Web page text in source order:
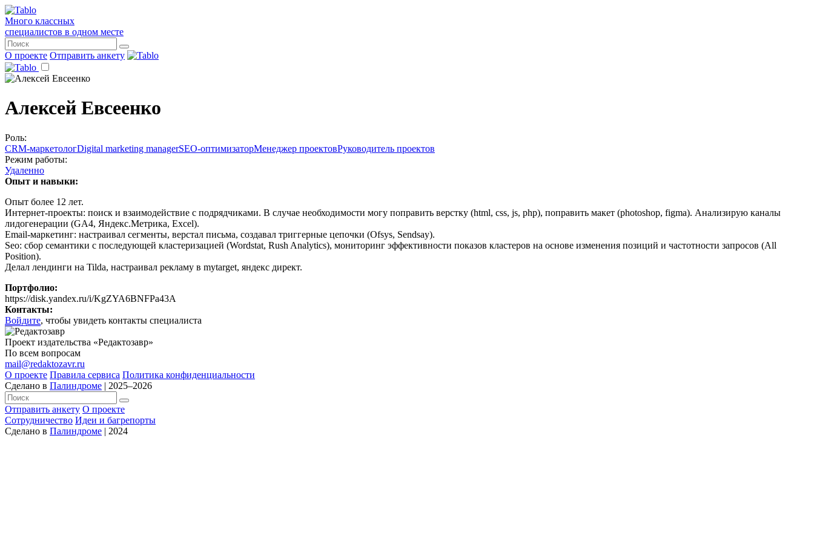
Много классных
специалистов в одном месте
О проекте Отправить анкету
Алексей Евсеенко
Роль:
CRM-маркетологDigital marketing managerSEO-оптимизаторМенеджер проектовРуководитель проектов
Режим работы:
Удаленно
Опыт и навыки:
Опыт более 12 лет.
Интернет-проекты: поиск и взаимодействие с подрядчиками. В случае необходимости могу поправить верстку (html, css, js, php), поправить макет (photoshop, figma). Анализирую каналы
лидогенерации (GA4, Яндекс.Метрика, Excel).
Email-маркетинг: настраивал сегменты, верстал письма, создавал триггерные цепочки (Ofsys, Sendsay).
Seo: сбор семантики с последующей кластеризацией (Wordstat, Rush Analytics), мониторинг эффективности показов кластеров на основе изменения позиций и частотности запросов (All
Position).
Делал лендинги на Tilda, настраивал рекламу в mytarget, яндекс директ.
Портфолио:
https://disk.yandex.ru/i/KgZYA6BNFPa43A
Контакты:
Войдите, чтобы увидеть контакты специалиста
Проект издательства «Редактозавр»
По всем вопросам
mail@redaktozavr.ru
О проекте Правила сервиса Политика конфиденциальности
Сделано в Палиндроме | 2025–2026
Отправить анкету О проекте
Сотрудничество Идеи и багрепорты
Сделано в Палиндроме | 2024